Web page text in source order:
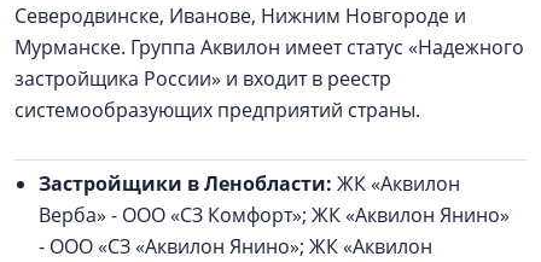
Северодвинске, Иванове, Нижним Новгороде и
Мурманске. Группа Аквилон имеет статус «Надежного
застройщика России» и входит в реестр
системообразующих предприятий страны.
Застройщики в Ленобласти: ЖК «Аквилон
Верба» - ООО «СЗ Комфорт»; ЖК «Аквилон Янино»
- ООО «СЗ «Аквилон Янино»; ЖК «Аквилон